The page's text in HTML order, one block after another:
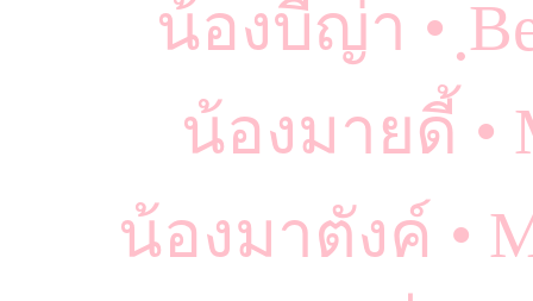
น้องบีญ่า •
น้องมายดี้ •
น้องมาตังค์ •